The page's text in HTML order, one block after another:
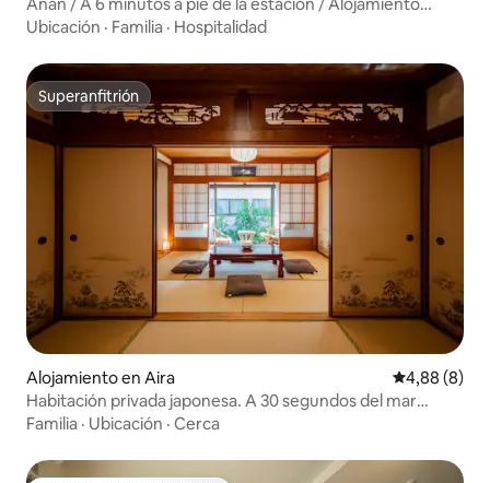
familiar
Ubicación · Familia · Hospitalidad
Superanfitrión
Superanfitrión
Alojamiento en Aira Calificación
4,88 (8)
Habitación privada japonesa. A 30 segundos del mar
donde se puede ver el volcán. Barbacoa en el jardín.
golf está a 15 minutos en auto.
Familia · Ubicación · Cerca